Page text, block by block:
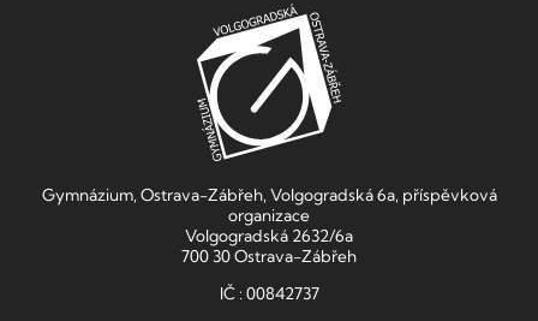
Gymnázium, Ostrava-Zábřeh, Volgogradská 6a, příspěvková
organizace
Volgogradská 2632/6a
700 30 Ostrava-Zábřeh
IČ : 00842737